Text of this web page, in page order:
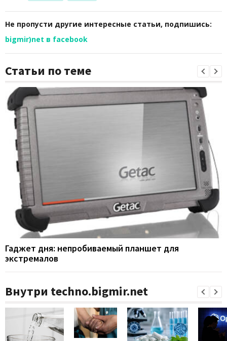
Не пропусти другие интересные статьи, подпишись:
bigmir)net в facebook
Статьи по теме
Гаджет дня: непробиваемый планшет для
экстремалов
Внутри techno.bigmir.net